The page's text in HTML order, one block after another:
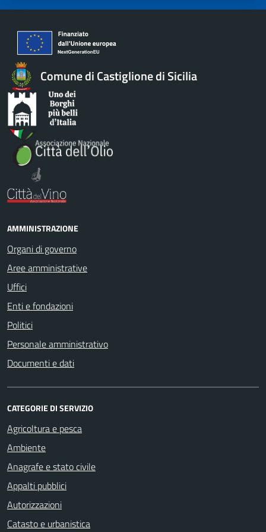
Comune di Castiglione di Sicilia
AMMINISTRAZIONE
Organi di governo
Aree amministrative
Uffici
Enti e fondazioni
Politici
Personale amministrativo
Documenti e dati
CATEGORIE DI SERVIZIO
Agricoltura e pesca
Ambiente
Anagrafe e stato civile
Appalti pubblici
Autorizzazioni
Catasto e urbanistica